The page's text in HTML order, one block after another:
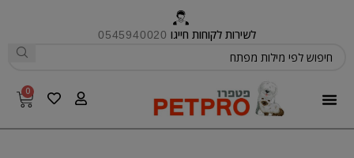
לשירות לקוחות חייגו 0545940020
0